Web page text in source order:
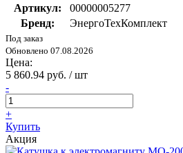
Артикул:
00000005277
Бренд:
ЭнергоТехКомплект
Под заказ
Обновлено 07.08.2026
Цена:
5 860.94 руб. / шт
-
+
Купить
Акция